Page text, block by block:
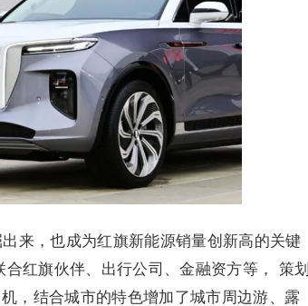
来，也成为红旗新能源销量创新高的关键
红旗伙伴、出行公司、金融资方等， 策划
，结合城市的特色增加了城市周边游、露